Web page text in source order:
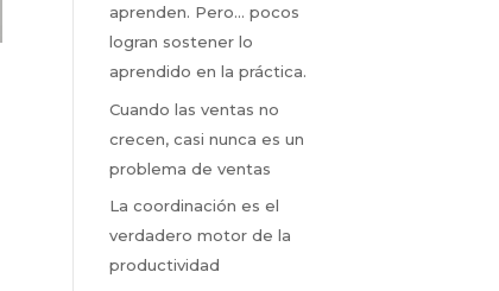
aprenden. Pero… pocos
logran sostener lo
aprendido en la práctica.
Cuando las ventas no
crecen, casi nunca es un
problema de ventas
La coordinación es el
verdadero motor de la
productividad